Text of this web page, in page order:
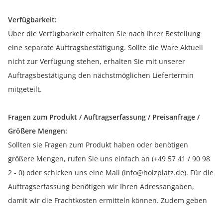
Verfügbarkeit:
Über die Verfügbarkeit erhalten Sie nach Ihrer Bestellung
eine separate Auftragsbestätigung. Sollte die Ware Aktuell
nicht zur Verfügung stehen, erhalten Sie mit unserer
Auftragsbestätigung den nächstmöglichen Liefertermin
mitgeteilt.
Fragen zum Produkt / Auftragserfassung / Preisanfrage /
Größere Mengen:
Sollten sie Fragen zum Produkt haben oder benötigen
größere Mengen, rufen Sie uns einfach an (+49 57 41 / 90 98
2 - 0) oder schicken uns eine Mail (info@holzplatz.de). Für die
Auftragserfassung benötigen wir Ihren Adressangaben,
damit wir die Frachtkosten ermitteln können. Zudem geben